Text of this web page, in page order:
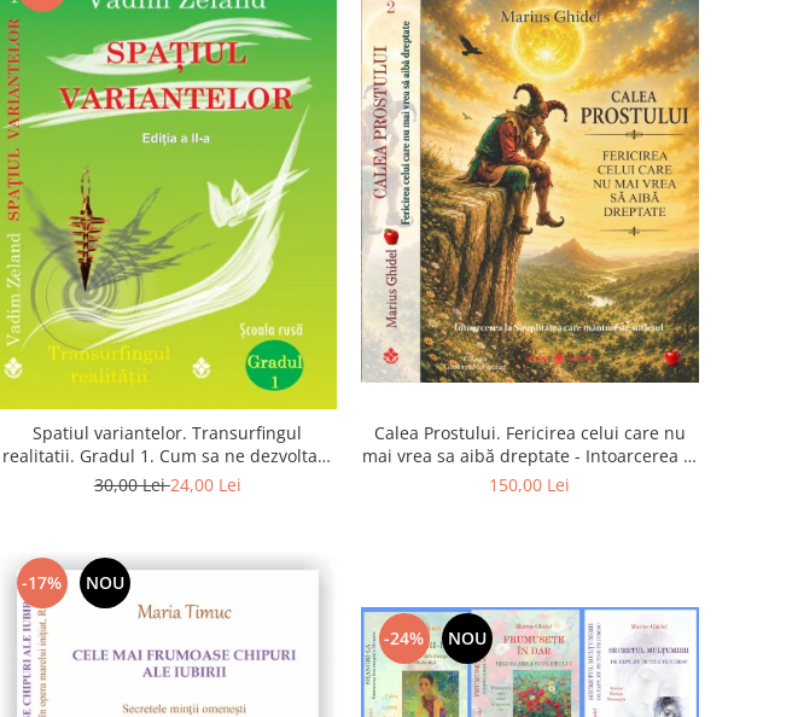
Spatiul variantelor. Transurfingul
realitatii. Gradul 1. Cum sa ne dezvoltam
intuitia si sa ne alegem soarta
30,00 Lei24,00 Lei
Calea Prostului. Fericirea celui care nu
mai vrea sa aibă dreptate - Intoarcerea la
Simplitatea care mantuieste sufletul
150,00 Lei
-17% NOU
-24% NOU